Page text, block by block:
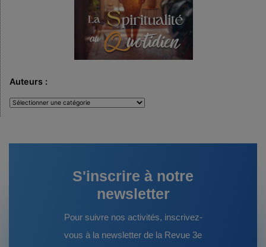
Auteurs :
Auteurs
:
S'inscrire à notre
newsletter
Pour suivre nos activités, inscrivez-
vous à la newsletter de la Revue 3e